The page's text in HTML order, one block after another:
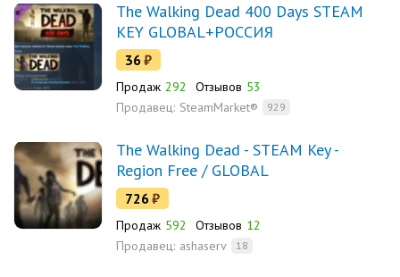
The Walking Dead 400 Days STEAM
KEY GLOBAL+РОССИЯ
36₽
Продаж 292 Отзывов 53
Продавец: SteamMarket® 929
The Walking Dead - STEAM Key -
Region Free / GLOBAL
726₽
Продаж 592 Отзывов 12
Продавец: ashaserv 18